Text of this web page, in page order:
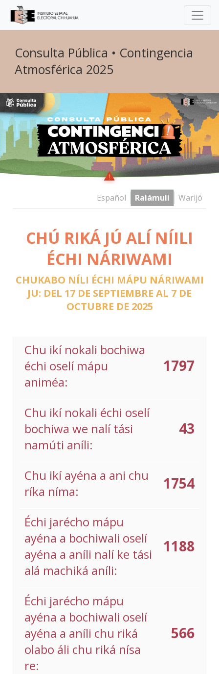
Consulta Pública • Contingencia
Atmosférica 2025
Español Ralámuli Warijó
CHÚ RIKÁ JÚ ALÍ NÍILI
ÉCHI NÁRIWAMI
CHUKABO NÍLI ÉCHI MÁPU NÁRIWAMI
JU: DEL 17 DE SEPTIEMBRE AL 7 DE
OCTUBRE DE 2025
Chu ikí nokali bochiwa
échi oselí mápu
animéa:
1797
Chu ikí nokali échi oselí
bochiwa we nalí tási
namúti aníli:
43
Chu ikí ayéna a ani chu
ríka níma:
1754
Échi jarécho mápu
ayéna a bochiwali oselí
ayéna a aníli nalí ke tási
alá machiká aníli:
1188
Échi jarécho mápu
ayéna a bochiwali oselí
ayéna a aníli chu riká
olabo áli chu riká nísa
re:
566